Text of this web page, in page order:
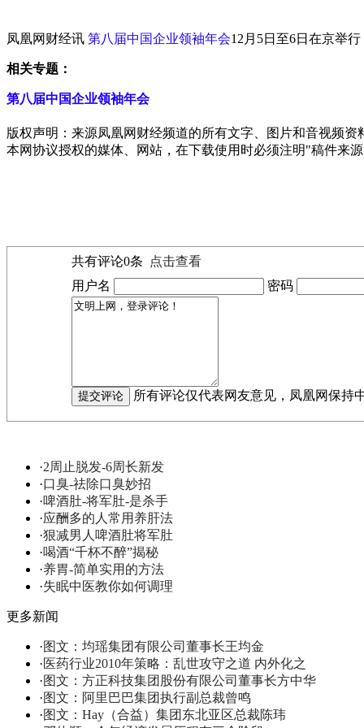
凤凰网财经讯 第八届中国企业领袖年会12月5日至6日在京举
相关专题：
第八届中国企业领袖年会
版权声明：来源凤凰网财经频道的所有文字、图片和音视频
本网协议授权的媒体、网站，在下载使用时必须注明"稿件来
共有评论0条
点击查看
用户名
密码
所有评论仅代表网友意见，凤凰网保持
·2周止脱发-6周长新发
·口臭-祛除口臭妙招
·啤酒肚-将军肚-是杀手
·应酬多的人常用养肝法
·狠减男人啤酒肚将军肚
·喝酒“千杯不醉”揭秘
·养胃-简单实用的方法
·失眠中医教你如何调理
更多新闻
·图文：均瑶集团有限公司董事长王均金
·医药行业2010年策略：乱世攻守之道 内外化之
·图文：方正科技集团股份有限公司董事长方中华
·图文：阿里巴巴集团执行副总裁曾鸣
·图文：Hay（合益）集团东北亚区总裁陈玮